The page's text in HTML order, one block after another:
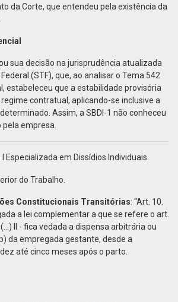
da Corte, que entendeu pela existência da
sua decisão na jurisprudência atualizada
(STF), que, ao analisar o Tema 542
estabeleceu que a estabilidade provisória
contratual, aplicando-se inclusive a
Assim, a SBDI-1 não conheceu
empresa.
I Especializada em Dissídios Individuais.
do Trabalho.
Constitucionais Transitórias: “Art. 10.
a lei complementar a que se refere o art.
II - fica vedada a dispensa arbitrária ou
da empregada gestante, desde a
até cinco meses após o parto.